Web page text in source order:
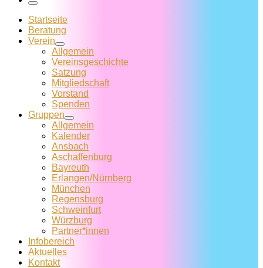
Menü
Startseite
Beratung
Verein
Allgemein
Vereins­geschichte
Satzung
Mitglied­schaft
Vorstand
Spenden
Gruppen
Allgemein
Kalender
Ansbach
Aschaffenburg
Bayreuth
Erlangen/Nürnberg
München
Regensburg
Schweinfurt
Würzburg
Partner*innen
Infobereich
Aktuelles
Kontakt